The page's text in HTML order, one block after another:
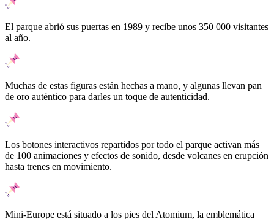
El parque abrió sus puertas en 1989 y recibe unos 350 000 visitantes
al año.
Muchas de estas figuras están hechas a mano, y algunas llevan pan
de oro auténtico para darles un toque de autenticidad.
Los botones interactivos repartidos por todo el parque activan más
de 100 animaciones y efectos de sonido, desde volcanes en erupción
hasta trenes en movimiento.
Mini-Europe está situado a los pies del Atomium, la emblemática